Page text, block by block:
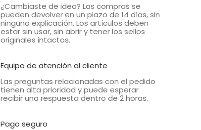
¿Cambiaste de idea? Las compras se
pueden devolver en un plazo de 14 días, sin
ninguna explicación. Los artículos deben
estar sin usar, sin abrir y tener los sellos
originales intactos.
Equipo de atención al cliente
Las preguntas relacionadas con el pedido
tienen alta prioridad y puede esperar
recibir una respuesta dentro de 2 horas.
Pago seguro